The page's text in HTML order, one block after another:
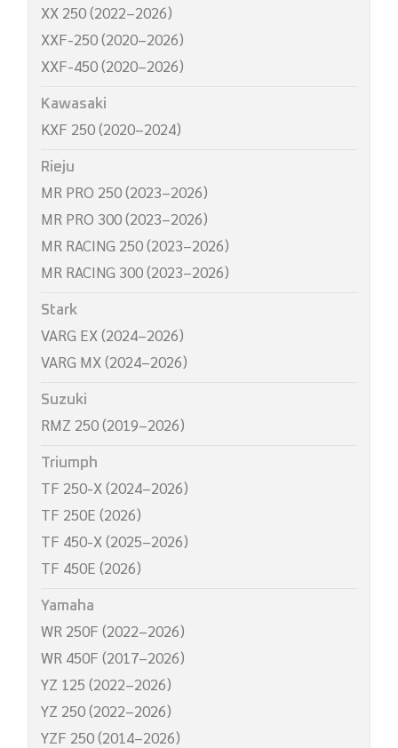
XX 250 (2022–2026)
XXF-250 (2020–2026)
XXF-450 (2020–2026)
Kawasaki
KXF 250 (2020–2024)
Rieju
MR PRO 250 (2023–2026)
MR PRO 300 (2023–2026)
MR RACING 250 (2023–2026)
MR RACING 300 (2023–2026)
Stark
VARG EX (2024–2026)
VARG MX (2024–2026)
Suzuki
RMZ 250 (2019–2026)
Triumph
TF 250-X (2024–2026)
TF 250E (2026)
TF 450-X (2025–2026)
TF 450E (2026)
Yamaha
WR 250F (2022–2026)
WR 450F (2017–2026)
YZ 125 (2022–2026)
YZ 250 (2022–2026)
YZF 250 (2014–2026)